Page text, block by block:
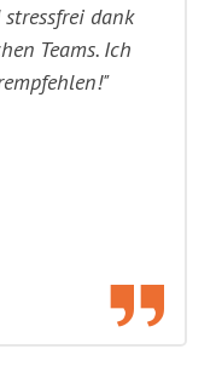
dank
Teams. Ich